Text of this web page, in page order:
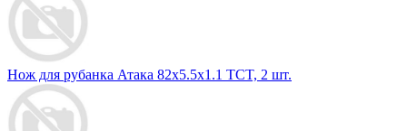
Нож для рубанка Атака 82х5.5х1.1 TCT, 2 шт.